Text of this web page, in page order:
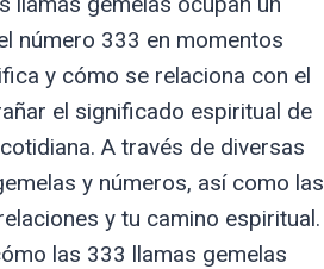
número 333 en momentos
y cómo se relaciona con el
el significado espiritual de
A través de diversas
y números, así como las
y tu camino espiritual.
las 333 llamas gemelas